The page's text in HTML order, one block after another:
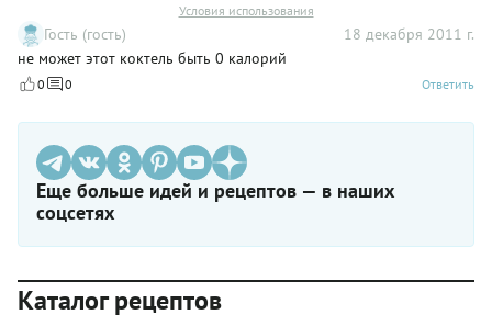
Условия использования
Гость (гость)
18 декабря 2011 г.
не может этот коктель быть 0 калорий
0 0 Ответить
Еще больше идей и рецептов — в наших
соцсетях
Каталог рецептов